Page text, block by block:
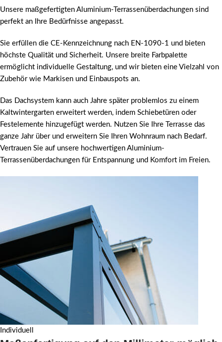
Unsere maßgefertigten Aluminium-Terrassenüberdachungen sind
perfekt an Ihre Bedürfnisse angepasst.
Sie erfüllen die CE-Kennzeichnung nach EN-1090-1 und bieten
höchste Qualität und Sicherheit. Unsere breite Farbpalette
ermöglicht individuelle Gestaltung, und wir bieten eine Vielzahl von
Zubehör wie Markisen und Einbauspots an.
Das Dachsystem kann auch Jahre später problemlos zu einem
Kaltwintergarten erweitert werden, indem Schiebetüren oder
Festelemente hinzugefügt werden. Nutzen Sie Ihre Terrasse das
ganze Jahr über und erweitern Sie Ihren Wohnraum nach Bedarf.
Vertrauen Sie auf unsere hochwertigen Aluminium-
Terrassenüberdachungen für Entspannung und Komfort im Freien.
Individuell